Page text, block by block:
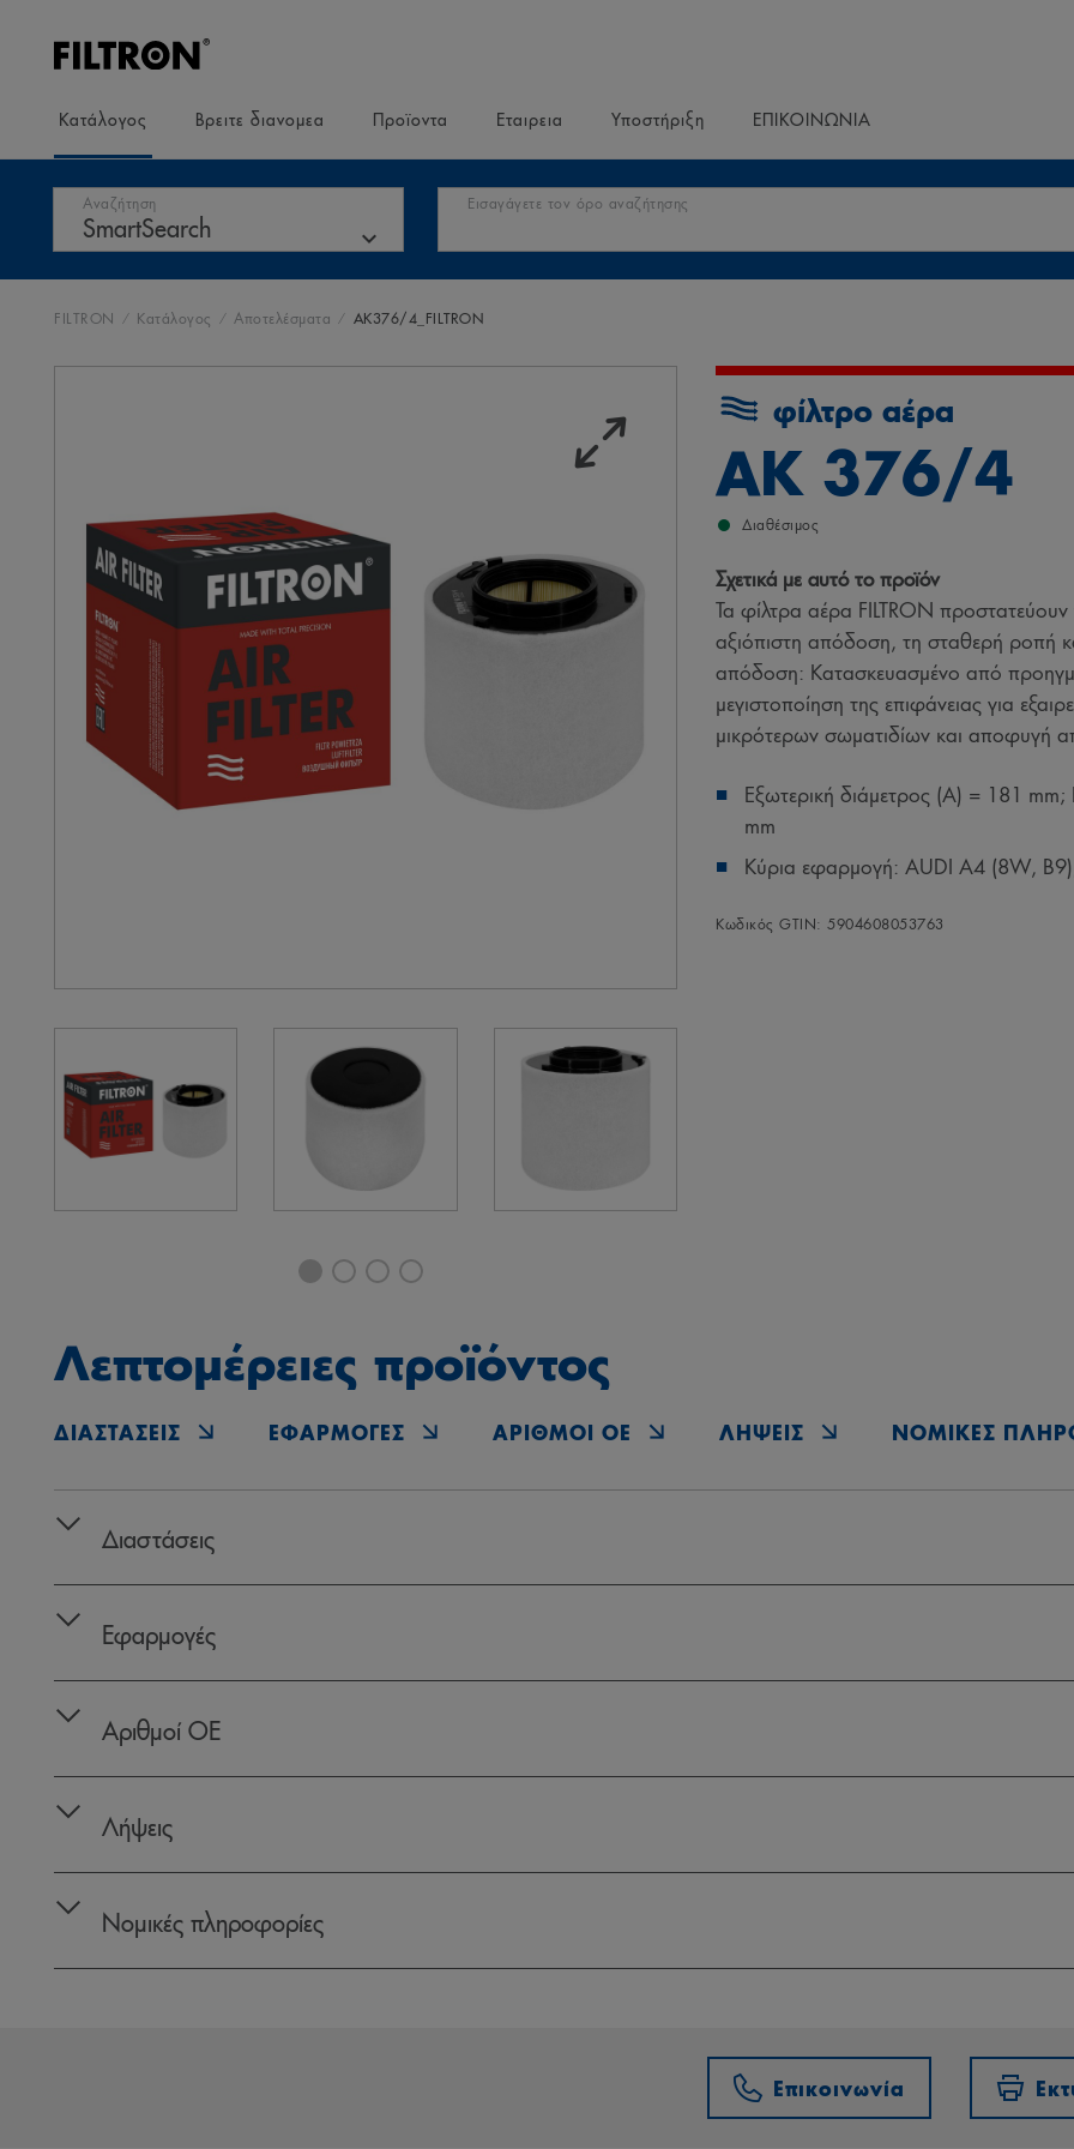
Κατάλογος Βρειτε διανομεα Προϊοντα Εταιρεια Υποστήριξη ΕΠΙΚΟΙΝΩΝΙΑ
Αναζήτηση Εισαγάγετε τον όρο αναζήτησης
FILTRON Κατάλογος Αποτελέσματα AK376/4_FILTRON
φίλτρο αέρα
AK 376/4
Διαθέσιμος
Σχετικά με αυτό το προϊόν
Τα φίλτρα αέρα FILTRON
αξιόπιστη απόδοση, τη σταθερή ροπή
απόδοση: Κατασκευασμένο από
μεγιστοποίηση της επιφάνειας για
μικρότερων σωματιδίων και αποφυγή
Εξωτερική διάμετρος (A) = 181
mm
Κύρια εφαρμογή: AUDI A4 (8W,
Κωδικός GTIN: 5904608053763
Λεπτομέρειες προϊόντος
ΔΙΑΣΤΆΣΕΙΣ ΕΦΑΡΜΟΓΈΣ ΑΡΙΘΜΟΊ OE ΛΉΨΕΙΣ ΝΟΜΙΚΈΣ
Διαστάσεις
Εφαρμογές
Αριθμοί OE
Λήψεις
Νομικές πληροφορίες
Επικοινωνία